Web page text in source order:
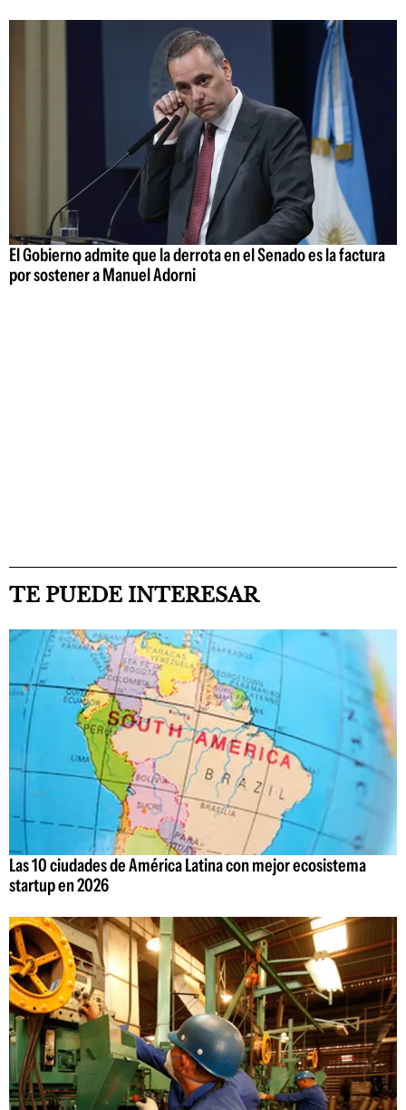
El Gobierno admite que la derrota en el Senado es la factura
por sostener a Manuel Adorni
TE PUEDE INTERESAR
Las 10 ciudades de América Latina con mejor ecosistema
startup en 2026